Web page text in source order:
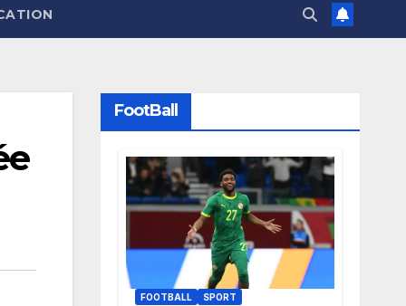
FootBall
FOOTBALL SPORT